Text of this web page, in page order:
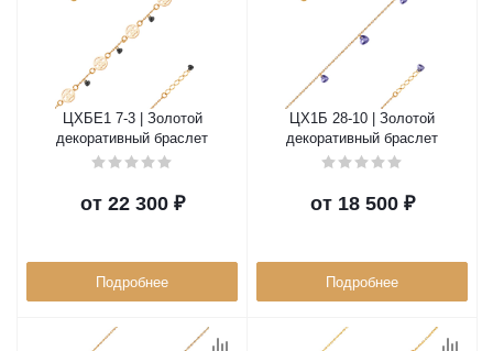
ЦХБЕ1 7-3 | Золотой
декоративный браслет
от 22 300 ₽
Подробнее
ЦХ1Б 28-10 | Золотой
декоративный браслет
от 18 500 ₽
Подробнее